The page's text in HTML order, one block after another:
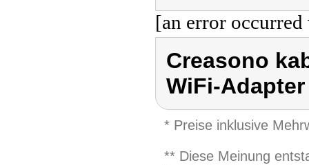
[an error
Creasono
WiFi-Adapter
* Preise inklusive
** Diese Meinung